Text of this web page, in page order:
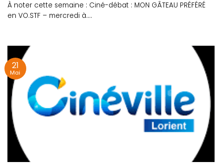
À noter cette semaine : Ciné-débat : MON GÂTEAU PRÉFÉRÉ
en VO.STF – mercredi à....
21
Mai